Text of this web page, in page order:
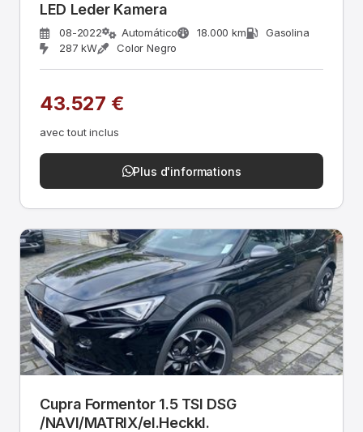
LED Leder Kamera
08-2022 Automático 18.000 km
Gasolina
287 kW
Color Negro
43.527 €
avec tout inclus
Plus d'informations
Cupra Formentor 1.5 TSI DSG
/NAVI/MATRIX/el.Heckkl.